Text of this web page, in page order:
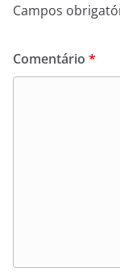
Campos
Comentário *